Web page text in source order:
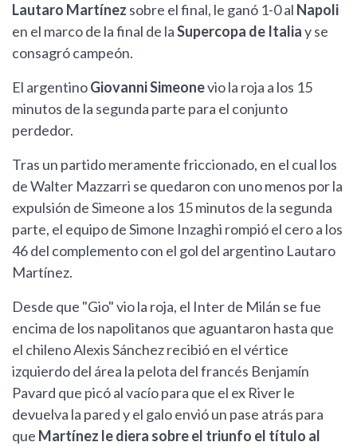
Lautaro Martínez sobre el final, le ganó 1-0 al Napoli
en el marco de la final de laSupercopa de Italiay se
consagró campeón.
El argentinoGiovanni Simeonevio la roja a los 15
minutos de la segunda parte para el conjunto
perdedor.
Tras un partido meramente friccionado, en el cual los
de Walter Mazzarri se quedaron con uno menos por la
expulsión de Simeone a los 15 minutos de la segunda
parte, el equipo de Simone Inzaghi rompió el cero a los
46 del complemento con el gol del argentino Lautaro
Martínez.
Desde que "Gio" vio la roja, el Inter de Milán se fue
encima de los napolitanos que aguantaron hasta que
el chileno Alexis Sánchez recibió en el vértice
izquierdo del área la pelota del francés Benjamín
Pavard que picó al vacío para que el ex River le
devuelva la pared y el galo envió un pase atrás para
que Martínez le diera sobre el triunfo el título al